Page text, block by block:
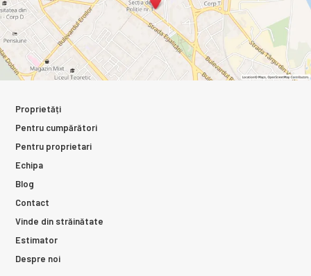
Proprietăți
Pentru cumpărători
Pentru proprietari
Echipa
Blog
Contact
Vinde din străinătate
Estimator
Despre noi